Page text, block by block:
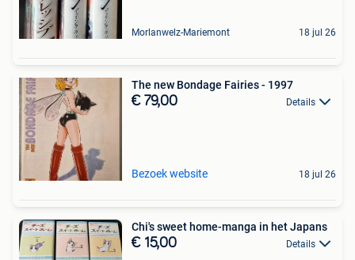
Morlanwelz-Mariemont 18 jul 26
The new Bondage Fairies - 1997
€ 79,00 Details
Bezoek website 18 jul 26
Chi's sweet home-manga in het Japans
€ 15,00 Details